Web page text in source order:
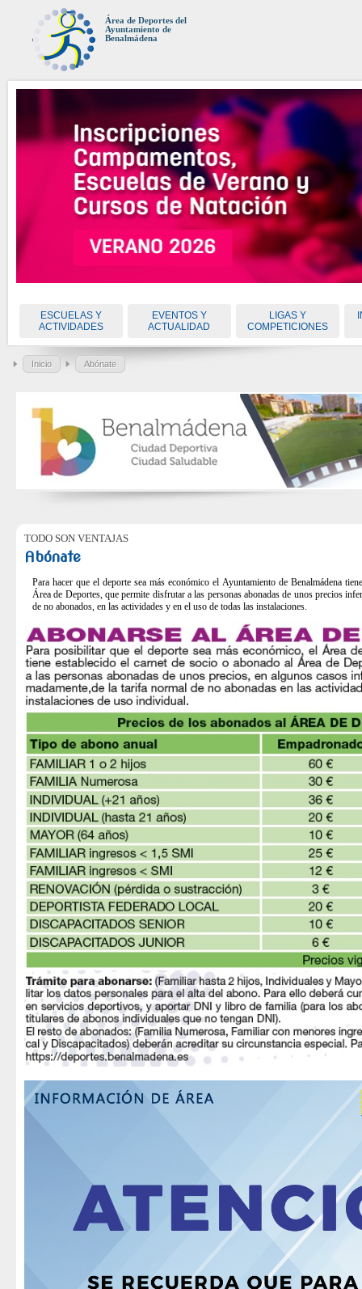
Área de Deportes del
Ayuntamiento de
Benalmádena
ESCUELAS Y
ACTIVIDADES
EVENTOS Y
ACTUALIDAD
LIGAS Y
COMPETICIONES
Inicio Abónate
TODO SON VENTAJAS
Abónate
Para hacer que el deporte sea más económico el Ayuntamiento de Benalmádena
Área de Deportes, que permite disfrutar a las personas abonadas de unos precios
de no abonados, en las actividades y en el uso de todas las instalaciones.